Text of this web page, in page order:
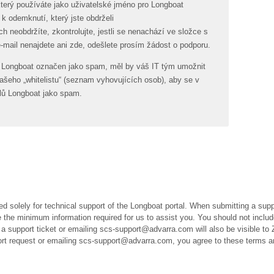
používáte jako uživatelské jméno pro Longboat
odemknutí, který jste obdrželi
neobdržíte, zkontrolujte, jestli se nenachází ve složce s
nenajdete ani zde, odešlete prosím žádost o podporu.
označen jako spam, měl by váš IT tým umožnit
„whitelistu“ (seznam vyhovujících osob), aby se v
Longboat jako spam.
solely for technical support of the Longboat portal. When submitting a
minimum information required for us to assist you. You should not
support ticket or emailing scs-support@advarra.com will also be visible to
request or emailing scs-support@advarra.com, you agree to these terms